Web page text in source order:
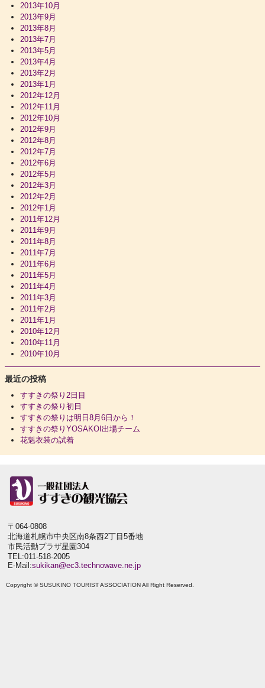
2013年10月
2013年9月
2013年8月
2013年7月
2013年5月
2013年4月
2013年2月
2013年1月
2012年12月
2012年11月
2012年10月
2012年9月
2012年8月
2012年7月
2012年6月
2012年5月
2012年3月
2012年2月
2012年1月
2011年12月
2011年9月
2011年8月
2011年7月
2011年6月
2011年5月
2011年4月
2011年3月
2011年2月
2011年1月
2010年12月
2010年11月
2010年10月
最近の投稿
すすきの祭り2日目
すすきの祭り初日
すすきの祭りは明日8月6日から！
すすきの祭りYOSAKOI出場チーム
花魁衣装の試着
〒064-0808
北海道札幌市中央区南8条西2丁目5番地
市民活動プラザ星園304
TEL:011-518-2005
E-Mail:sukikan@ec3.technowave.ne.jp
Copyright © SUSUKINO TOURIST ASSOCIATION All Right Reserved.